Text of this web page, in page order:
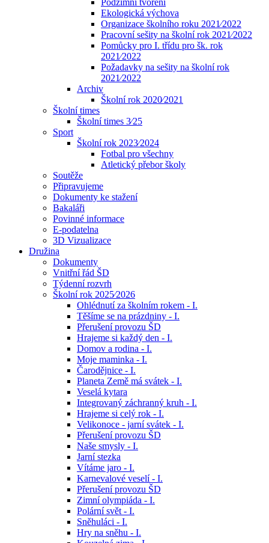
Podzimní tvoření
Ekologická výchova
Organizace školního roku 2021⁄2022
Pracovní sešity na školní rok 2021⁄2022
Pomůcky pro I. třídu pro šk. rok
2021⁄2022
Požadavky na sešity na školní rok
2021⁄2022
Archiv
Školní rok 2020⁄2021
Školní times
Školní times 3⁄25
Sport
Školní rok 2023⁄2024
Fotbal pro všechny
Atletický přebor školy
Soutěže
Připravujeme
Dokumenty ke stažení
Bakaláři
Povinné informace
E-podatelna
3D Vizualizace
Družina
Dokumenty
Vnitřní řád ŠD
Týdenní rozvrh
Školní rok 2025⁄2026
Ohlédnutí za školním rokem - I.
Těšíme se na prázdniny - I.
Přerušení provozu ŠD
Hrajeme si každý den - I.
Domov a rodina - I.
Moje maminka - I.
Čarodějnice - I.
Planeta Země má svátek - I.
Veselá kytara
Integrovaný záchranný kruh - I.
Hrajeme si celý rok - I.
Velikonoce - jarní svátek - I.
Přerušení provozu ŠD
Naše smysly - I.
Jarní stezka
Vítáme jaro - I.
Karnevalové veselí - I.
Přerušení provozu ŠD
Zimní olympiáda - I.
Polární svět - I.
Sněhuláci - I.
Hry na sněhu - I.